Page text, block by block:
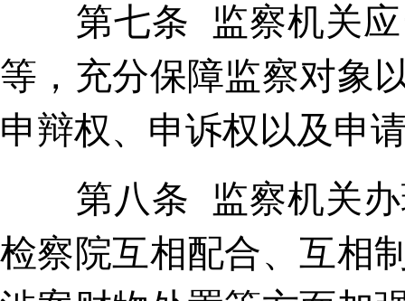
第七条 监察机关应
等，充分保障监察对象
申辩权、申诉权以及申
第八条 监察机关办
检察院互相配合、互相